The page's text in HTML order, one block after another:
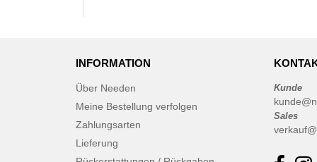
INFORMATION
Über Needen
Meine Bestellung verfolgen
Zahlungsarten
Lieferung
Kunde
Sales